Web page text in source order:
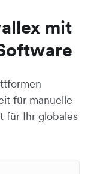
mit
für manuelle
für Ihr globales